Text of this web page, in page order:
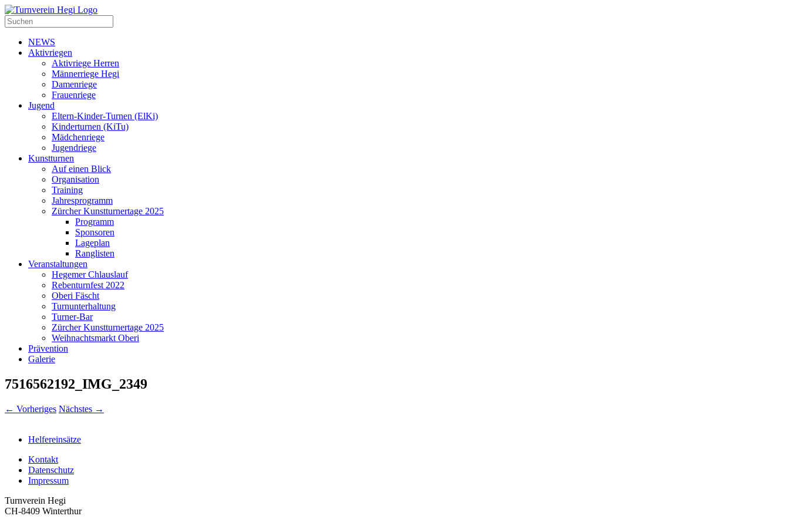
NEWS
Aktivriegen
Aktivriege Herren
Männerriege Hegi
Damenriege
Frauenriege
Jugend
Eltern-Kinder-Turnen (ElKi)
Kinderturnen (KiTu)
Mädchenriege
Jugendriege
Kunstturnen
Auf einen Blick
Organisation
Training
Jahresprogramm
Zürcher Kunstturnertage 2025
Programm
Sponsoren
Lageplan
Ranglisten
Veranstaltungen
Hegemer Chlauslauf
Rebenturnfest 2022
Oberi Fäscht
Turnunterhaltung
Turner-Bar
Zürcher Kunstturnertage 2025
Weihnachtsmarkt Oberi
Prävention
Galerie
7516562192_IMG_2349
← Vorheriges Nächstes →
Helfereinsätze
Kontakt
Datenschutz
Impressum
Turnverein Hegi
CH-8409 Winterthur